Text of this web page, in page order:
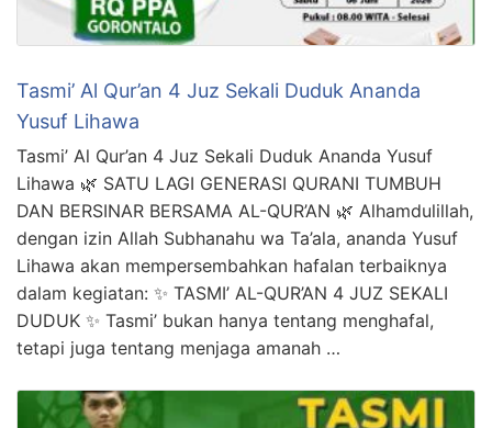
Tasmi’ Al Qur’an 4 Juz Sekali Duduk Ananda
Yusuf Lihawa
Tasmi’ Al Qur’an 4 Juz Sekali Duduk Ananda Yusuf
Lihawa 🌿 SATU LAGI GENERASI QURANI TUMBUH
DAN BERSINAR BERSAMA AL-QUR’AN 🌿 Alhamdulillah,
dengan izin Allah Subhanahu wa Ta’ala, ananda Yusuf
Lihawa akan mempersembahkan hafalan terbaiknya
dalam kegiatan: ✨ TASMI’ AL-QUR’AN 4 JUZ SEKALI
DUDUK ✨ Tasmi’ bukan hanya tentang menghafal,
tetapi juga tentang menjaga amanah …